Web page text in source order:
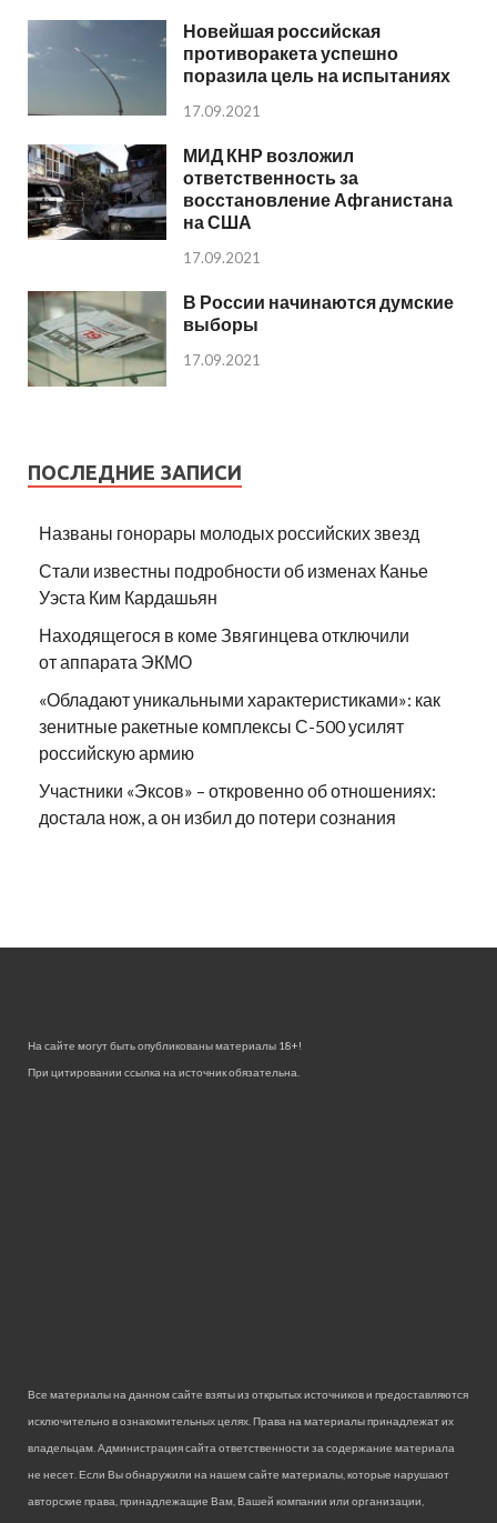
Новейшая российская
противоракета успешно
поразила цель на испытаниях
17.09.2021
МИД КНР возложил
ответственность за
восстановление Афганистана
на США
17.09.2021
В России начинаются думские
выборы
17.09.2021
ПОСЛЕДНИЕ ЗАПИСИ
Названы гонорары молодых российских звезд
Стали известны подробности об изменах Канье
Уэста Ким Кардашьян
Находящегося в коме Звягинцева отключили
от аппарата ЭКМО
«Обладают уникальными характеристиками»: как
зенитные ракетные комплексы С-500 усилят
российскую армию
Участники «Эксов» – откровенно об отношениях:
достала нож, а он избил до потери сознания
На сайте могут быть опубликованы материалы 18+!
При цитировании ссылка на источник обязательна.
Все материалы на данном сайте взяты из открытых источников и предоставляются
исключительно в ознакомительных целях. Права на материалы принадлежат их
владельцам. Администрация сайта ответственности за содержание материала
не несет. Если Вы обнаружили на нашем сайте материалы, которые нарушают
авторские права, принадлежащие Вам, Вашей компании или организации,